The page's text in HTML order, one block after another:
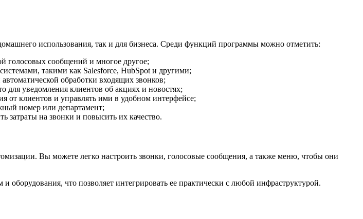
использования, так и для бизнеса. Среди функций программы можно отметить:
голосовых сообщений и многое другое;
такими как Salesforce, HubSpot и другими;
обработки входящих звонков;
для уведомления клиентов об акциях и новостях;
от клиентов и управлять ими в удобном интерфейсе;
номер или департамент;
затраты на звонки и повысить их качество.
Вы можете легко настроить звонки, голосовые сообщения, а также меню, чтобы они
что позволяет интегрировать ее практически с любой инфраструктурой.